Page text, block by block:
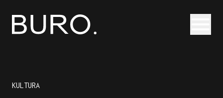
KULTURA